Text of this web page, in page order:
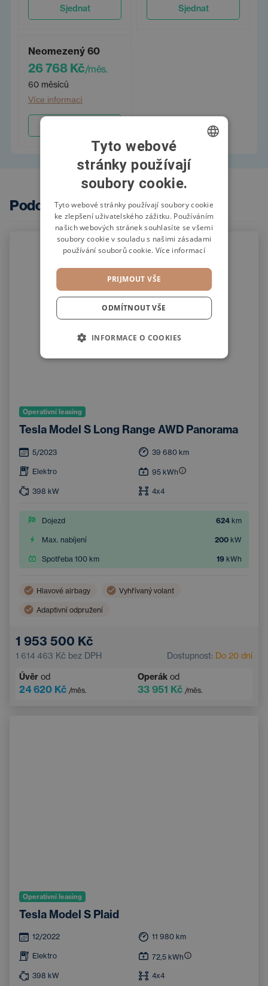
Sjednat Sjednat
Neomezený 60
26 768 Kč/měs.
60 měsíců
Více informací
Podobné nabídky
Operativní leasing
Tesla Model S Long Range AWD Panorama
5/2023 39 680 km
Elektro 95 kWh
398 kW 4x4
Dojezd 624 km
Max. nabíjení 200 kW
Spotřeba 100 km 19 kWh
Hlavové airbagy Vyhřívaný volant
Adaptivní odpružení
Ventilovaná sedadla
Elektricky nastavitelné sedadlo řidiče s pamětí
1 953 500 Kč
1 614 463 Kč bez DPH Dostupnost: Do 20 dní
Úvěr od
24 620 Kč /měs.
Operák od
33 951 Kč /měs.
Operativní leasing
Tesla Model S Plaid
12/2022 11 980 km
Elektro 72,5 kWh
398 kW 4x4
CZECH
SWEDISH
POLISH
GERMAN
Tyto webové
stránky používají
soubory cookie.
Tyto webové stránky používají soubory cookie
ke zlepšení uživatelského zážitku. Používáním
našich webových stránek souhlasíte se všemi
soubory cookie v souladu s našimi zásadami
používání souborů cookie. Více informací
PRIJMOUT VŠE
ODMÍTNOUT VŠE
INFORMACE O COOKIES